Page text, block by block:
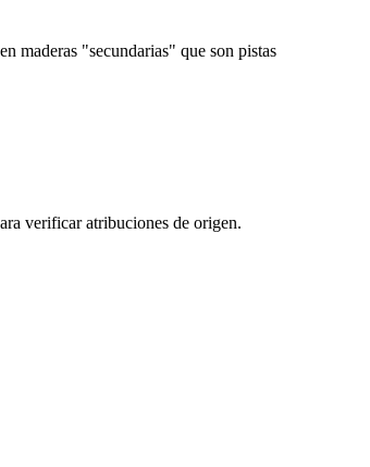
maderas "secundarias" que son pistas
verificar atribuciones de origen.